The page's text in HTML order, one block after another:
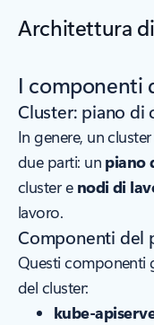
Architettura
I componenti
Cluster: piano
In genere, un
due parti: un piano
cluster e nodi di
lavoro.
Componenti del
Questi componenti
del cluster:
kube-